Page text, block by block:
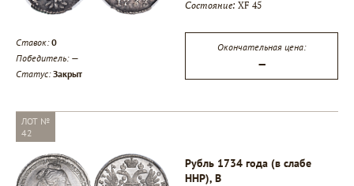
Состояние: XF 45
Ставок:0
Победитель: —
Статус:Закрыт
Окончательная цена:
—
ЛОТ №
42
Рубль 1734 года (в слабе
ННР), B